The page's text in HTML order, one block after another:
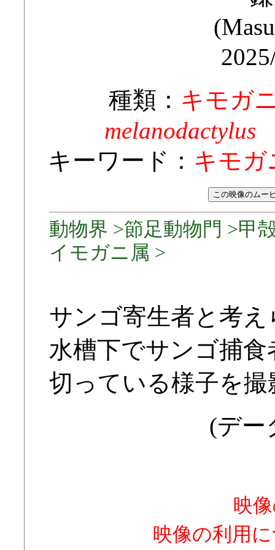
種類： キモガ
melanodactylus
キーワード： キモガ
動物界 >節足動物門 >甲
イモガニ属 >
サンゴ寄生者と考
水槽下でサンゴ捕
切っている様子を
(デー
映
映像の利用